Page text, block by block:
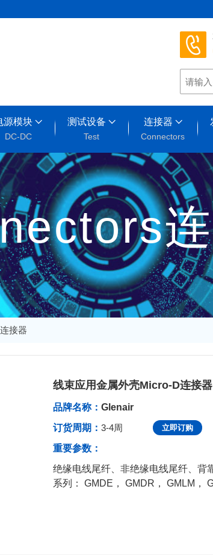
源模块
DC-DC
测试设备
Test
连接器
Connectors
接器
线束应用金属外壳Micro-D连接器
发布于：2024-01-24 09:40:32
品牌名称：Glenair
订货周期：3-4周 立即订购
重要参数：
绝缘电线尾纤、非绝缘电线尾纤、背
系列： GMDE， GMDR， GMLM，